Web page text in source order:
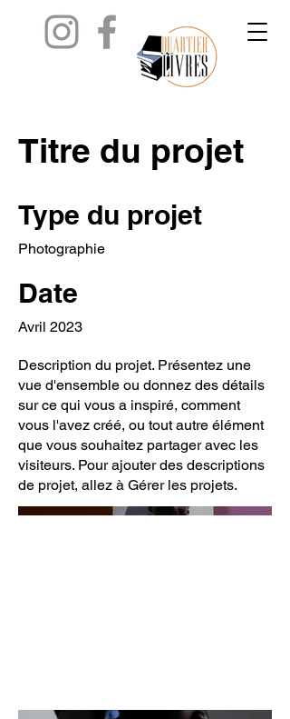
Titre du projet
Type du projet
Photographie
Date
Avril 2023
Description du projet. Présentez une
vue d'ensemble ou donnez des détails
sur ce qui vous a inspiré, comment
vous l'avez créé, ou tout autre élément
que vous souhaitez partager avec les
visiteurs. Pour ajouter des descriptions
de projet, allez à Gérer les projets.